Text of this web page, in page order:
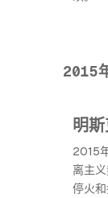
2015
明
2015
离主
停火